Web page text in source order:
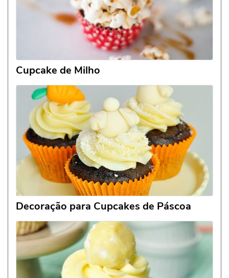
Cupcake de Milho
Decoração para Cupcakes de Páscoa